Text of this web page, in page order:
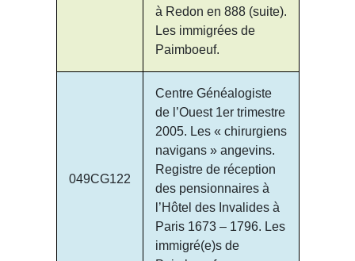
à Redon en 888 (suite).
Les immigrées de
Paimboeuf.
049CG122
Centre Généalogiste
de l’Ouest 1er trimestre
2005. Les « chirurgiens
navigans » angevins.
Registre de réception
des pensionnaires à
l’Hôtel des Invalides à
Paris 1673 – 1796. Les
immigré(e)s de